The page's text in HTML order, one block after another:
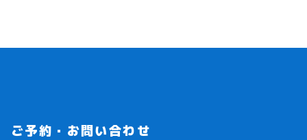
ご予約・お問い合わせ